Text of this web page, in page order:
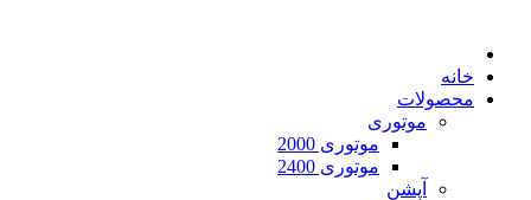
خانه
محصولات
موتوری
موتوری 2000
موتوری 2400
آپشن